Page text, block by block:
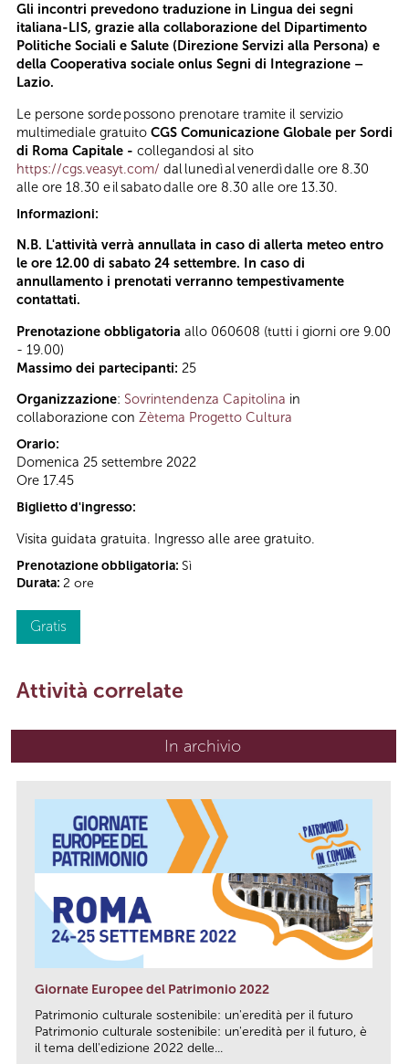
Gli incontri prevedono traduzione in Lingua dei segni
italiana-LIS, grazie alla collaborazione del Dipartimento
Politiche Sociali e Salute (Direzione Servizi alla Persona) e
della Cooperativa sociale onlus Segni di Integrazione –
Lazio.
Le persone sorde possono prenotare tramite il servizio
multimediale gratuito CGS Comunicazione Globale per Sordi
di Roma Capitale - collegandosi al sito
https://cgs.veasyt.com/ dal lunedì al venerdì dalle ore 8.30
alle ore 18.30 e il sabato dalle ore 8.30 alle ore 13.30.
Informazioni:
N.B. L'attività verrà annullata in caso di allerta meteo entro
le ore 12.00 di sabato 24 settembre. In caso di
annullamento i prenotati verranno tempestivamente
contattati.
Prenotazione obbligatoria allo 060608 (tutti i giorni ore 9.00
- 19.00)
Massimo dei partecipanti: 25
Organizzazione: Sovrintendenza Capitolina in
collaborazione con Zètema Progetto Cultura
Orario:
Domenica 25 settembre 2022
Ore 17.45
Biglietto d'ingresso:
Visita guidata gratuita. Ingresso alle aree gratuito.
Prenotazione obbligatoria: Sì
Durata: 2 ore
Gratis
Attività correlate
In archivio
Giornate Europee del Patrimonio 2022
Patrimonio culturale sostenibile: un'eredità per il futuro
Patrimonio culturale sostenibile: un'eredità per il futuro, è
il tema dell'edizione 2022 delle...